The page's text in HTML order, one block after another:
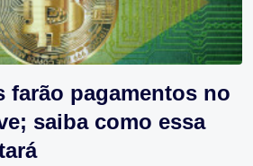
farão pagamentos no
saiba como essa